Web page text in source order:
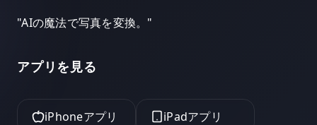
"AIの魔法で写真を変換。 "
アプリを見る
iPhoneアプリ iPadアプリ